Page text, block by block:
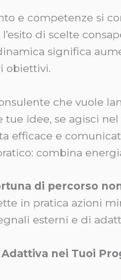
e competenze si
di scelte
significa
obiettivi.
che vuole
tue idee, se agisci
efficace e
combina
di percorso
in pratica azioni
esterni e di
nei Tuoi